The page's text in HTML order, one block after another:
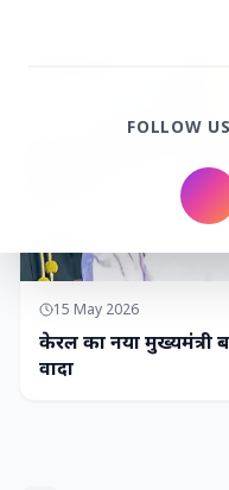
15 May 2026
केरल का नया मुख्यमंत्री
वादा
FOLLOW